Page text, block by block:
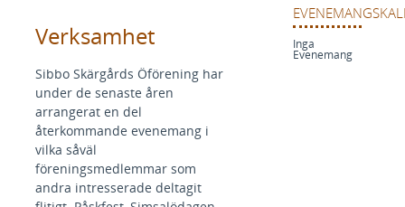
Verksamhet
Sibbo Skärgårds Öförening har
under de senaste åren
arrangerat en del
återkommande evenemang i
vilka såväl
föreningsmedlemmar som
andra intresserade deltagit
Inga
Evenemang